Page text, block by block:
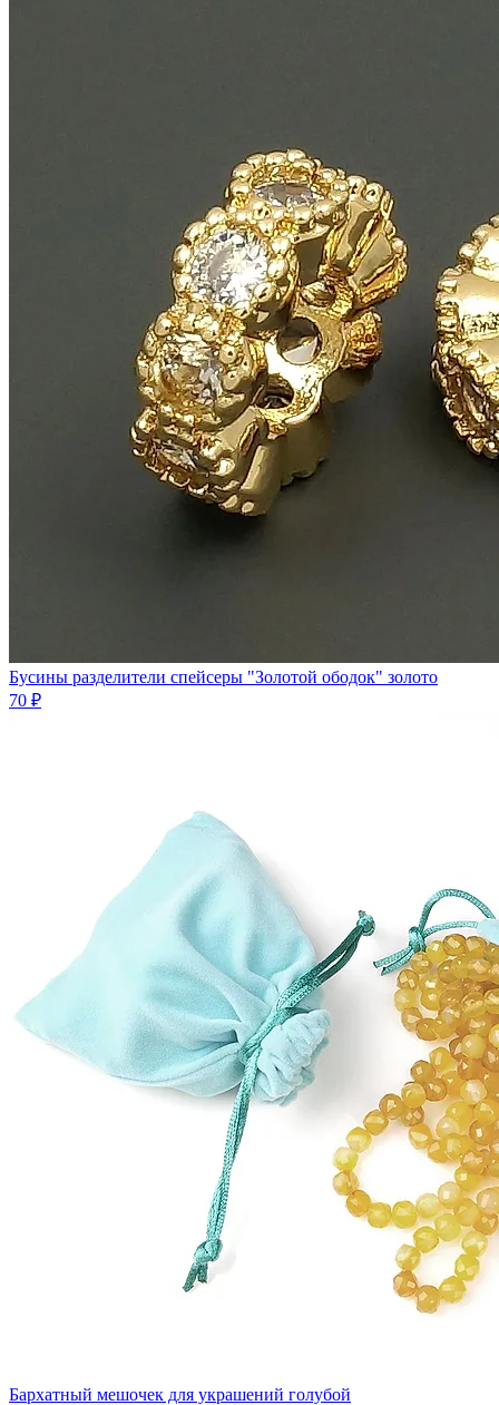
Бусины разделители спейсеры "Золотой ободок" золото
70 ₽
Бархатный мешочек для украшений голубой